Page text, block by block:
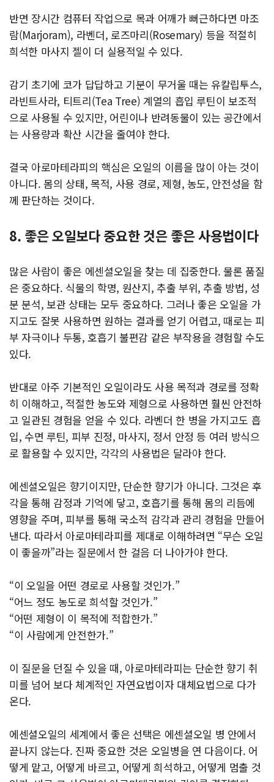
반면 장시간 컴퓨터 작업으로 목과 어깨가 뻐근하다면 마조
람(Marjoram), 라벤더, 로즈마리(Rosemary) 등을 적절히
희석한 마사지 젤이 더 실용적일 수 있다.
감기 초기에 코가 답답하고 기분이 무거울 때는 유칼립투스,
라빈트사라, 티트리(Tea Tree) 계열의 흡입 루틴이 보조적
으로 사용될 수 있지만, 어린이나 반려동물이 있는 공간에서
는 사용량과 확산 시간을 줄여야 한다.
결국 아로마테라피의 핵심은 오일의 이름을 많이 아는 것이
아니다. 몸의 상태, 목적, 사용 경로, 제형, 농도, 안전성을 함
께 판단하는 것이다.
8. 좋은 오일보다 중요한 것은 좋은 사용법이다
많은 사람이 좋은 에센셜오일을 찾는 데 집중한다. 물론 품질
은 중요하다. 식물의 학명, 원산지, 추출 부위, 추출 방법, 성
분 분석, 보관 상태는 모두 중요하다. 그러나 좋은 오일을 가
지고도 잘못 사용하면 원하는 결과를 얻기 어렵고, 때로는 피
부 자극이나 두통, 호흡기 불편감 같은 부작용을 경험할 수도
있다.
반대로 아주 기본적인 오일이라도 사용 목적과 경로를 정확
히 이해하고, 적절한 농도와 제형으로 사용하면 훨씬 안전하
고 일관된 경험을 얻을 수 있다. 라벤더 한 병을 가지고도 흡
입, 수면 루틴, 피부 진정, 마사지, 정서 안정 등 여러 방식으
로 활용할 수 있지만, 각각의 사용법은 달라야 한다.
에센셜오일은 향기이지만, 단순한 향기가 아니다. 그것은 후
각을 통해 감정과 기억에 닿고, 호흡기를 통해 몸의 리듬에
영향을 주며, 피부를 통해 국소적 감각과 관리 경험을 만들어
낸다. 따라서 아로마테라피를 제대로 이해하려면 “무슨 오일
이 좋을까”라는 질문에서 한 걸음 더 나아가야 한다.
“이 오일을 어떤 경로로 사용할 것인가.”
“어느 정도 농도로 희석할 것인가.”
“어떤 제형이 이 목적에 적합한가.”
“이 사람에게 안전한가.”
이 질문을 던질 수 있을 때, 아로마테라피는 단순한 향기 취
미를 넘어 보다 체계적인 자연요법이자 대체요법으로 다가
온다.
에센셜오일의 세계에서 좋은 선택은 에센셜오일 병 안에서
끝나지 않는다. 진짜 중요한 것은 오일병을 연 다음이다. 어
떻게 맡고, 어떻게 바르고, 어떻게 희석하고, 어떻게 멈출 것